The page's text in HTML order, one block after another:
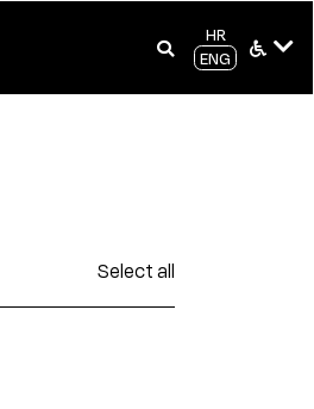
HR
ENG
Select all